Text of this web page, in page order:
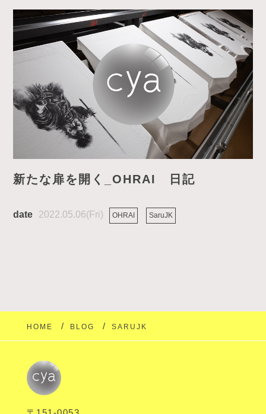
新たな扉を開く_OHRAI 日記
2022.05.06(Fri) OHRAI SaruJK
HOME BLOG SARUJK